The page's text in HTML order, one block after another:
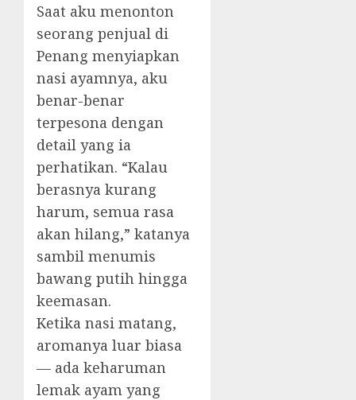
Saat aku menonton
seorang penjual di
Penang menyiapkan
nasi ayamnya, aku
benar-benar
terpesona dengan
detail yang ia
perhatikan. “Kalau
berasnya kurang
harum, semua rasa
akan hilang,” katanya
sambil menumis
bawang putih hingga
keemasan.
Ketika nasi matang,
aromanya luar biasa
— ada keharuman
lemak ayam yang